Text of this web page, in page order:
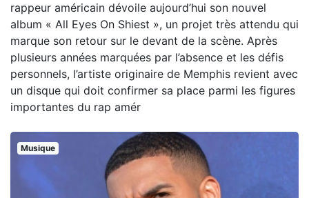
rappeur américain dévoile aujourd’hui son nouvel
album « All Eyes On Shiest », un projet très attendu qui
marque son retour sur le devant de la scène. Après
plusieurs années marquées par l’absence et les défis
personnels, l’artiste originaire de Memphis revient avec
un disque qui doit confirmer sa place parmi les figures
importantes du rap amér
Musique